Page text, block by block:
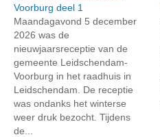
Voorburg deel 1
Maandagavond 5 december
2026 was de
nieuwjaarsreceptie van de
gemeente Leidschendam-
Voorburg in het raadhuis in
Leidschendam. De receptie
was ondanks het winterse
weer druk bezocht. Tijdens
de...